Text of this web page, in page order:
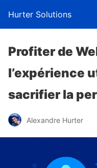
Hurter Solutions
Profiter de
l’expérience
sacrifier la
Alexandre Hurter